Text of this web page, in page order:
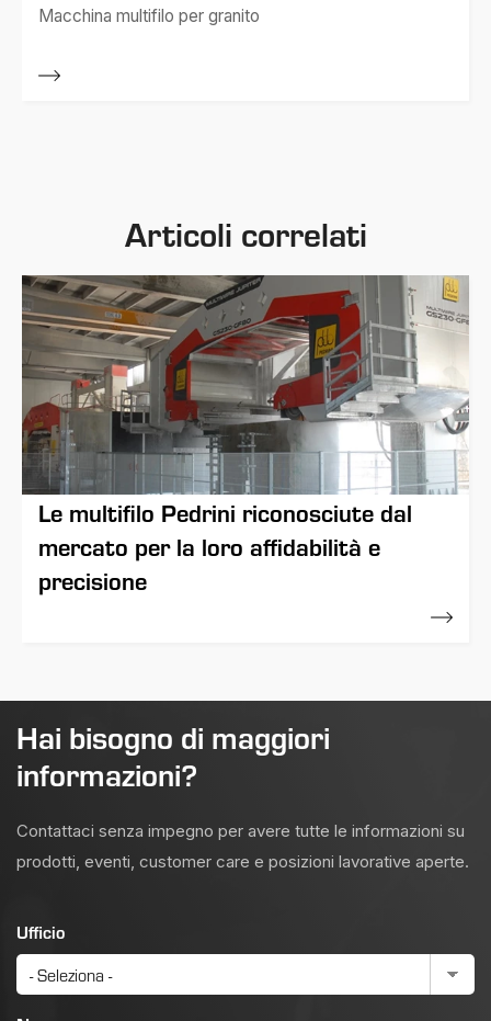
Macchina multifilo per granito
Articoli correlati
Le multifilo Pedrini riconosciute dal
mercato per la loro affidabilità e
precisione
Hai bisogno di maggiori
informazioni?
Contattaci senza impegno per avere tutte le informazioni su
prodotti, eventi, customer care e posizioni lavorative aperte.
Ufficio